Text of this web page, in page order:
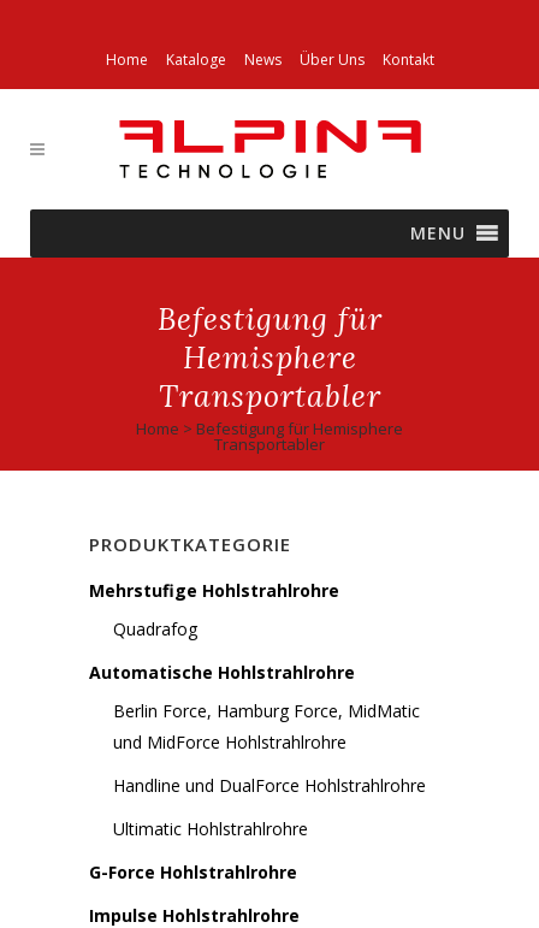
Home Kataloge News Über Uns Kontakt
MENU
Befestigung für
Hemisphere
Transportabler
Home > Befestigung für Hemisphere
Transportabler
PRODUKTKATEGORIE
Mehrstufige Hohlstrahlrohre
Quadrafog
Automatische Hohlstrahlrohre
Berlin Force, Hamburg Force, MidMatic
und MidForce Hohlstrahlrohre
Handline und DualForce Hohlstrahlrohre
Ultimatic Hohlstrahlrohre
G-Force Hohlstrahlrohre
Impulse Hohlstrahlrohre